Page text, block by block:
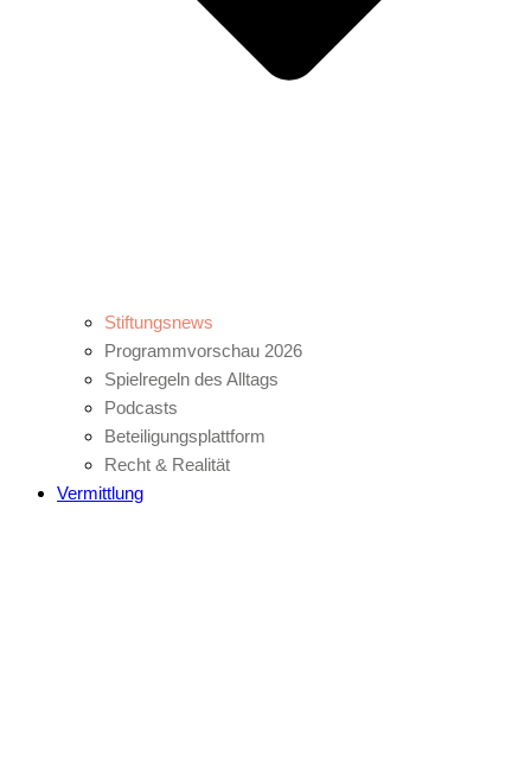
Stiftungsnews
Programmvorschau 2026
Spielregeln des Alltags
Podcasts
Beteiligungsplattform
Recht & Realität
Vermittlung